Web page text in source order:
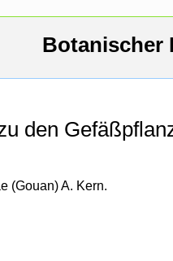
Botanischer
den
(Gouan) A. Kern.